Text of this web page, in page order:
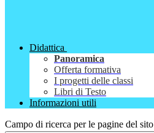
Didattica
Panoramica
Offerta formativa
I progetti delle classi
Libri di Testo
Informazioni utili
Campo di ricerca per le pagine del sito